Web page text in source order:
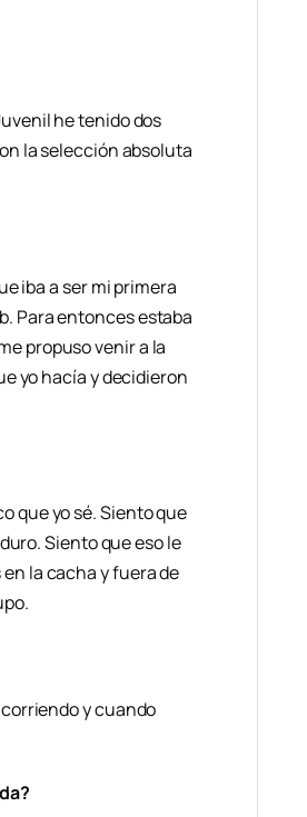
he tenido dos
la selección absoluta
iba a ser mi primera
Para entonces estaba
propuso venir a la
yo hacía y decidieron
que yo sé. Siento que
Siento que eso le
la cacha y fuera de
y cuando